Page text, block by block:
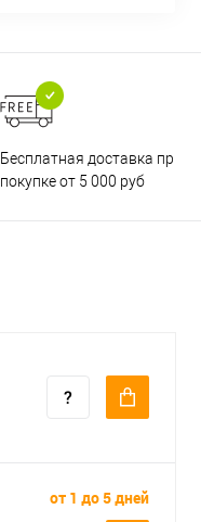
Бесплатная доставка при
покупке от 5 000 руб
от 1 до 5 дней